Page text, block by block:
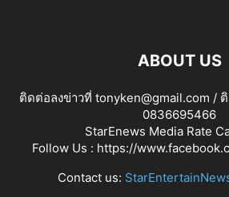
ABOUT US
ติดต่อลงข่าวที่ tonyken@gmail.com /
0836695466
StarEnews Media Rate
Follow Us : https://
Contact us: